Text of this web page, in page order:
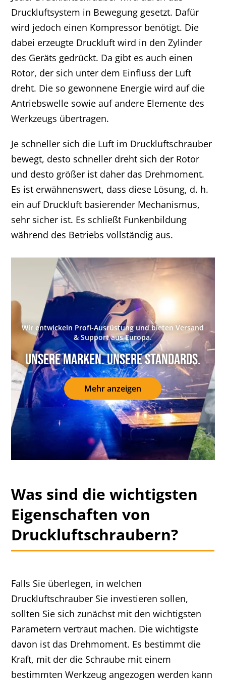
Druckluftsystem in Bewegung gesetzt. Dafür
wird jedoch einen Kompressor benötigt. Die
dabei erzeugte Druckluft wird in den Zylinder
des Geräts gedrückt. Da gibt es auch einen
Rotor, der sich unter dem Einfluss der Luft
dreht. Die so gewonnene Energie wird auf die
Antriebswelle sowie auf andere Elemente des
Werkzeugs übertragen.
Je schneller sich die Luft im Druckluftschrauber
bewegt, desto schneller dreht sich der Rotor
und desto größer ist daher das Drehmoment.
Es ist erwähnenswert, dass diese Lösung, d. h.
ein auf Druckluft basierender Mechanismus,
sehr sicher ist. Es schließt Funkenbildung
während des Betriebs vollständig aus.
Wir entwickeln Profi-Ausrüstung und bieten Versand
& Support aus Europa.
Unsere Marken. Unsere Standards.
Mehr anzeigen
Was sind die wichtigsten
Eigenschaften von
Druckluftschraubern?
Falls Sie überlegen, in welchen
Druckluftschrauber Sie investieren sollen,
sollten Sie sich zunächst mit den wichtigsten
Parametern vertraut machen. Die wichtigste
davon ist das Drehmoment. Es bestimmt die
Kraft, mit der die Schraube mit einem
bestimmten Werkzeug angezogen werden kann